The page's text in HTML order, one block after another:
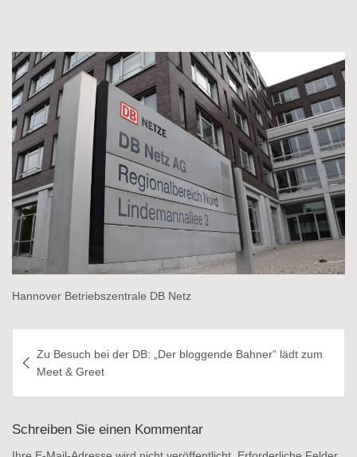
Hannover Betriebszentrale DB Netz
Zu Besuch bei der DB: „Der bloggende Bahner“ lädt zum
Meet & Greet
Schreiben Sie einen Kommentar